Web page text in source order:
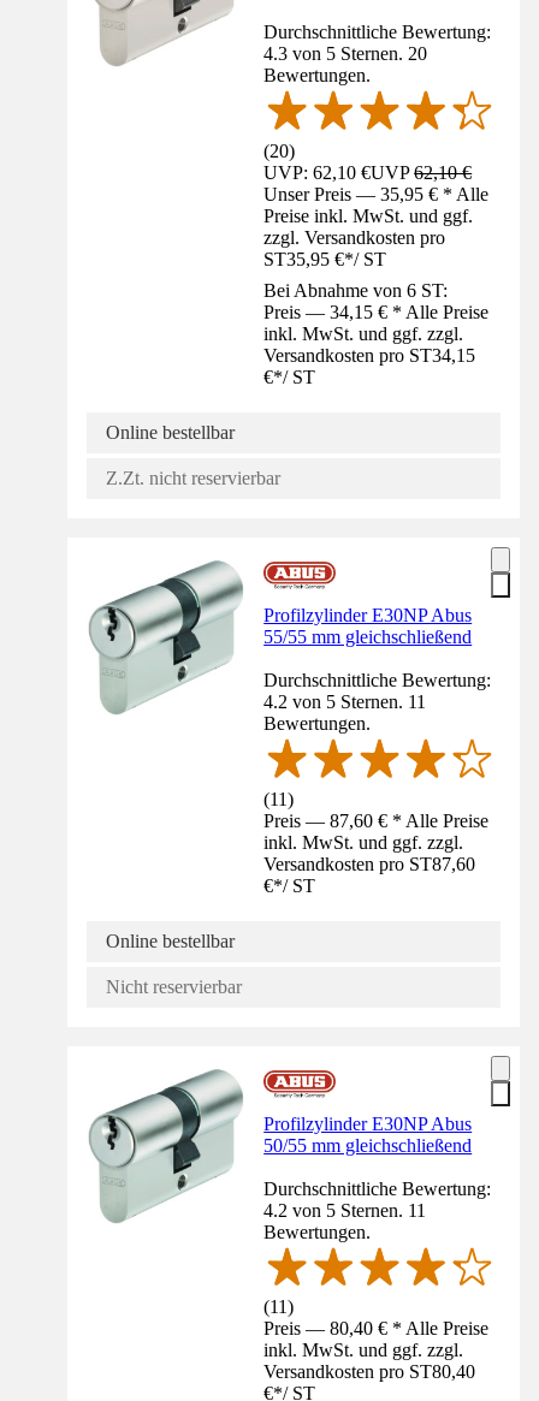
Durchschnittliche Bewertung:
4.3 von 5 Sternen. 20
Bewertungen.
(20)
UVP: 62,10 €UVP62,10 €
Unser Preis — 35,95 € * Alle
Preise inkl. MwSt. und ggf.
zzgl. Versandkosten pro
ST35,95 €*/ ST
Bei Abnahme von 6 ST:
Preis — 34,15 € * Alle Preise
inkl. MwSt. und ggf. zzgl.
Versandkosten pro ST34,15
€*/ ST
Online bestellbar
Z.Zt. nicht reservierbar
Profilzylinder E30NP Abus
55/55 mm gleichschließend
Durchschnittliche Bewertung:
4.2 von 5 Sternen. 11
Bewertungen.
(11)
Preis — 87,60 € * Alle Preise
inkl. MwSt. und ggf. zzgl.
Versandkosten pro ST87,60
€*/ ST
Online bestellbar
Nicht reservierbar
Profilzylinder E30NP Abus
50/55 mm gleichschließend
Durchschnittliche Bewertung:
4.2 von 5 Sternen. 11
Bewertungen.
(11)
Preis — 80,40 € * Alle Preise
inkl. MwSt. und ggf. zzgl.
Versandkosten pro ST80,40
€*/ ST